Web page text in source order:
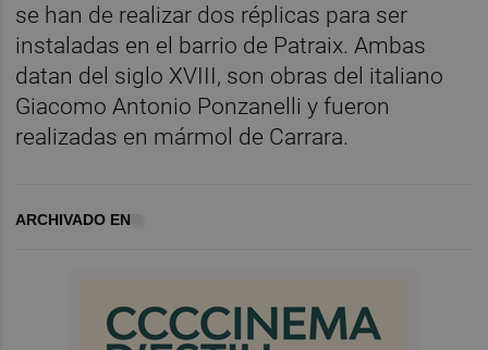
se han de realizar dos réplicas para ser
instaladas en el barrio de Patraix. Ambas
datan del siglo XVIII, son obras del italiano
Giacomo Antonio Ponzanelli y fueron
realizadas en mármol de Carrara.
ARCHIVADO EN